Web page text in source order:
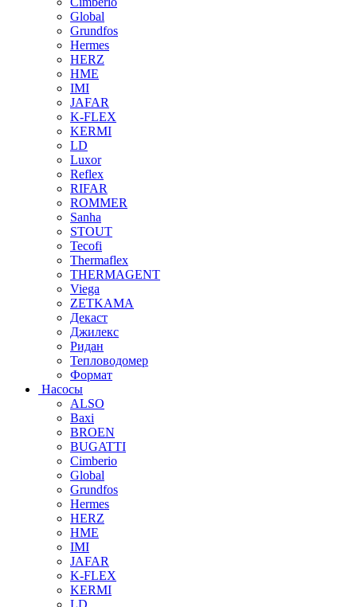
Global
Grundfos
Hermes
HERZ
HME
IMI
JAFAR
K-FLEX
KERMI
LD
Luxor
Reflex
RIFAR
ROMMER
Sanha
STOUT
Tecofi
Thermaflex
THERMAGENT
Viega
ZETKAMA
Декаст
Джилекс
Ридан
Тепловодомер
Формат
Насосы
ALSO
Baxi
BROEN
BUGATTI
Cimberio
Global
Grundfos
Hermes
HERZ
HME
IMI
JAFAR
K-FLEX
KERMI
LD